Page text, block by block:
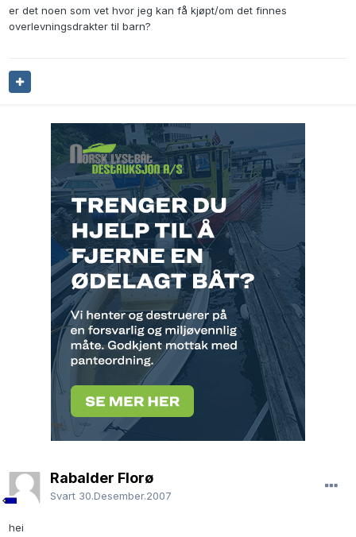
er det noen som vet hvor jeg kan få kjøpt/om det finnes
overlevningsdrakter til barn?
Rabalder Florø
Svart 30.Desember.2007
hei